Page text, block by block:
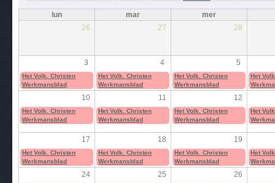
lun mar
mer
26
27 28
3 4 5
Het Volk. Christen
Werkmansblad
Het Volk. Christen
Werkmansblad
Het Volk. Christen
Werkmansblad
Het
10 11 12
Het Volk. Christen
Werkmansblad
Het Volk. Christen
Werkmansblad
Het Volk. Christen
Werkmansblad
Het
17 18 19
Het Volk. Christen
Werkmansblad
Het Volk. Christen
Werkmansblad
Het Volk. Christen
Werkmansblad
Het
24 25 26